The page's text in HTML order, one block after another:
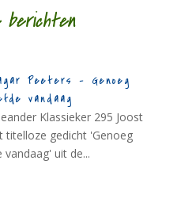
Peeters – Genoeg
vandaag
Klassieker 295 Joost
titelloze gedicht 'Genoeg
uit de...